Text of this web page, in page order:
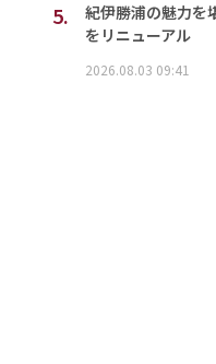
5.
紀伊勝浦の魅力
をリニューアル
2026.08.03 09:41